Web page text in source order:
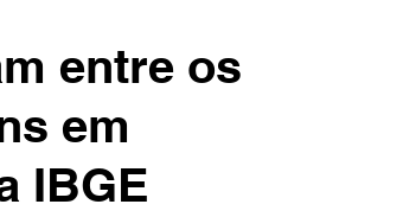
entre os
em
IBGE